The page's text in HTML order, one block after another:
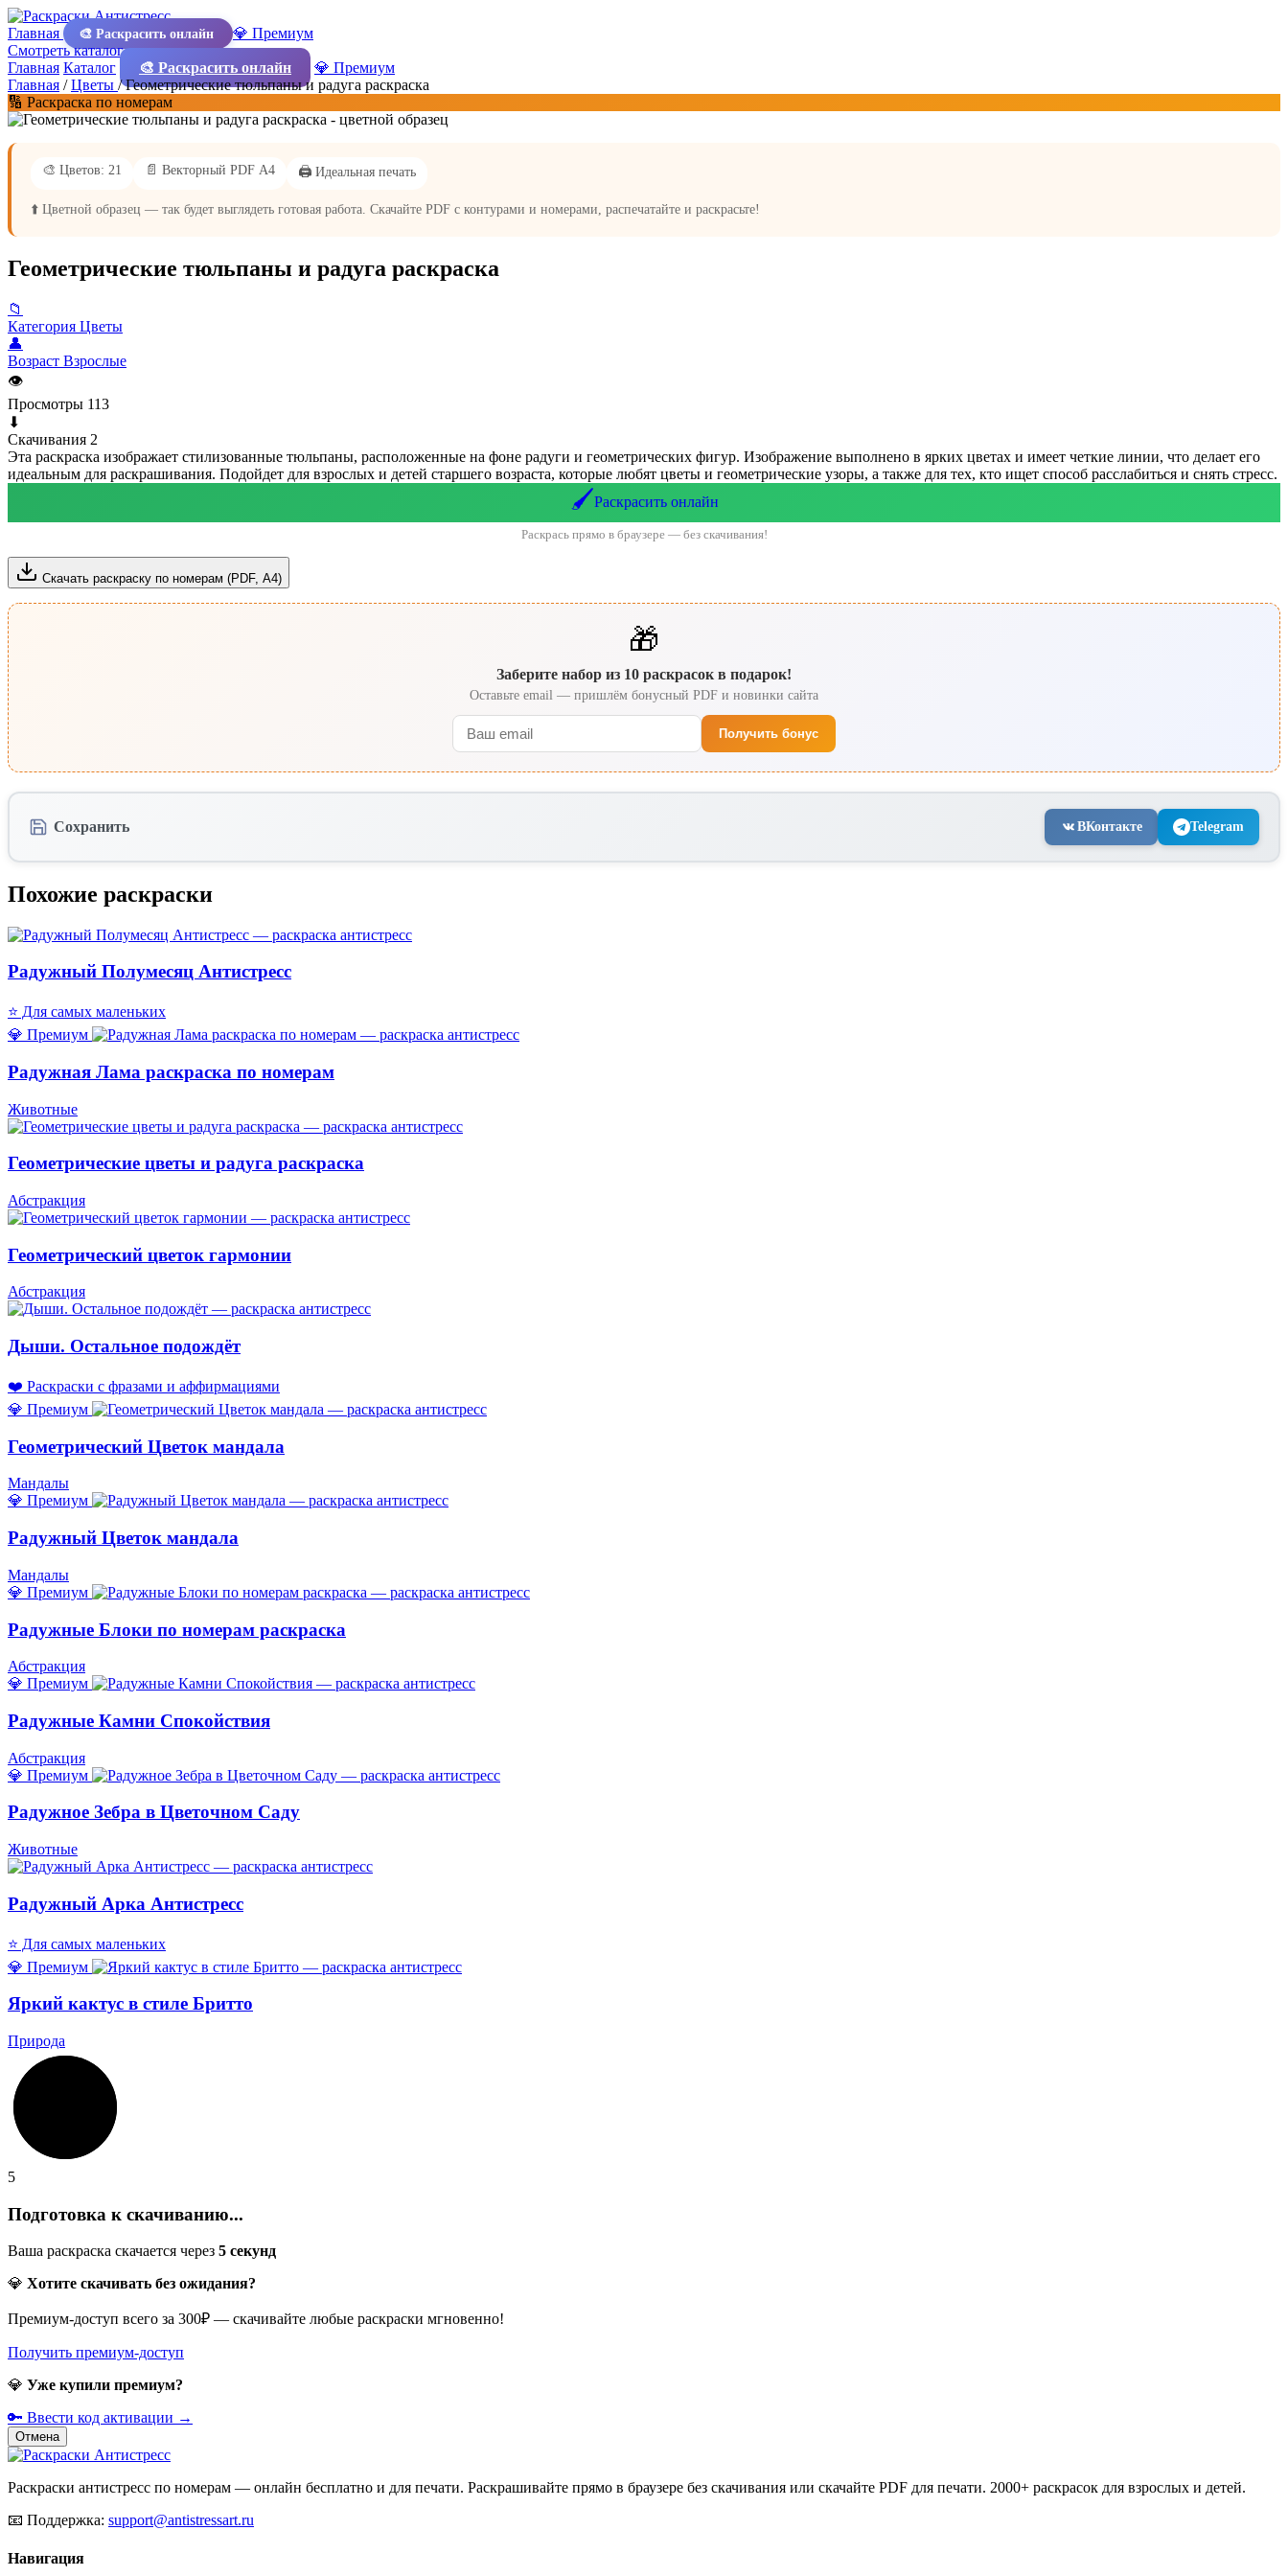
Главная 🎨 Раскрасить онлайн
💎 Премиум
Смотреть каталог
Главная Каталог 🎨 Раскрасить онлайн
💎 Премиум
Главная /Цветы /Геометрические тюльпаны и радуга раскраска
🔢 Раскраска по номерам
🎨 Цветов: 21 📄 Векторный PDF А4 🖨️ Идеальная печать
⬆️ Цветной образец — так будет выглядеть готовая работа. Скачайте PDF с контурами и номерами, распечатайте и раскрасьте!
Геометрические тюльпаны и радуга раскраска
📁
Категория Цветы
👤
Возраст Взрослые
👁
Просмотры 113
⬇
Скачивания 2
Эта раскраска изображает стилизованные тюльпаны, расположенные на фоне радуги и геометрических фигур. Изображение выполнено в ярких цветах и имеет четкие линии, что делает его
идеальным для раскрашивания. Подойдет для взрослых и детей старшего возраста, которые любят цветы и геометрические узоры, а также для тех, кто ищет способ расслабиться и снять стресс.
🖌️Раскрасить онлайн
Раскрась прямо в браузере — без скачивания!
Скачать раскраску по номерам (PDF, А4)
🎁
Заберите набор из 10 раскрасок в подарок!
Оставьте email — пришлём бонусный PDF и новинки сайта
Получить бонус
Сохранить ВКонтакте Telegram
Похожие раскраски
Радужный Полумесяц Антистресс
⭐ Для самых маленьких
💎 Премиум
Радужная Лама раскраска по номерам
Животные
Геометрические цветы и радуга раскраска
Абстракция
Геометрический цветок гармонии
Абстракция
Дыши. Остальное подождёт
❤️ Раскраски с фразами и аффирмациями
💎 Премиум
Геометрический Цветок мандала
Мандалы
💎 Премиум
Радужный Цветок мандала
Мандалы
💎 Премиум
Радужные Блоки по номерам раскраска
Абстракция
💎 Премиум
Радужные Камни Спокойствия
Абстракция
💎 Премиум
Радужное Зебра в Цветочном Саду
Животные
Радужный Арка Антистресс
⭐ Для самых маленьких
💎 Премиум
Яркий кактус в стиле Бритто
Природа
5
Подготовка к скачиванию...
Ваша раскраска скачается через 5 секунд
💎 Хотите скачивать без ожидания?
Премиум-доступ всего за 300₽ — скачивайте любые раскраски мгновенно!
Получить премиум-доступ
💎 Уже купили премиум?
🔑 Ввести код активации →
Отмена
Раскраски антистресс по номерам — онлайн бесплатно и для печати. Раскрашивайте прямо в браузере без скачивания или скачайте PDF для печати. 2000+ раскрасок для взрослых и детей.
📧 Поддержка: support@antistressart.ru
Навигация